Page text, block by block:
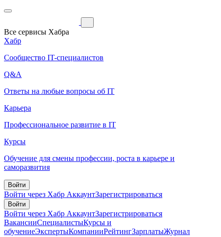
Все сервисы Хабра
Хабр
Сообщество IT-специалистов
Q&A
Ответы на любые вопросы об IT
Карьера
Профессиональное развитие в IT
Курсы
Обучение для смены профессии, роста в карьере и
саморазвития
Войти
Войти через Хабр АккаунтЗарегистрироваться
Войти
Войти через Хабр АккаунтЗарегистрироваться
ВакансииСпециалистыКурсы и
обучениеЭкспертыКомпанииРейтингЗарплатыЖурнал